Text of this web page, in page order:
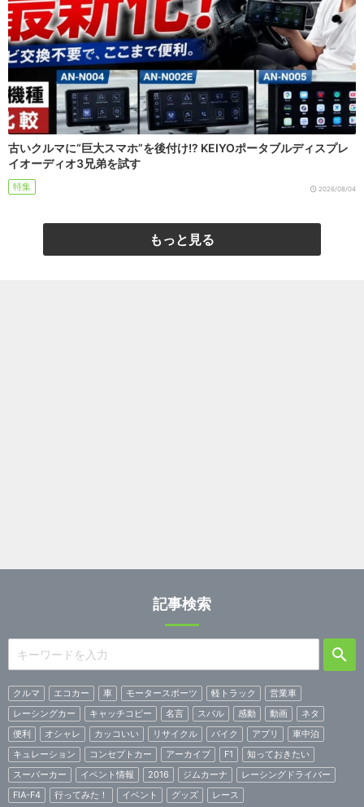
古いクルマに“巨大スマホ”を後付け!? KEIYOポータブルディスプレ
イオーディオ3兄弟を試す
特集 2026/08/04
もっと見る
記事検索
クルマ エコカー 車 モータースポーツ 軽トラック
営業車
レーシングカー
キャッチコピー 名言 スバル 感動 動画
ネタ
便利
オシャレ カッコいい リサイクル バイク アプリ
車中泊
キュレーション
コンセプトカー アーカイブ F1
知っておきたい
スーパーカー
イベント情報 2016 ジムカーナ
レーシングドライバー
FIA-F4
行ってみた！ イベント グッズ レース